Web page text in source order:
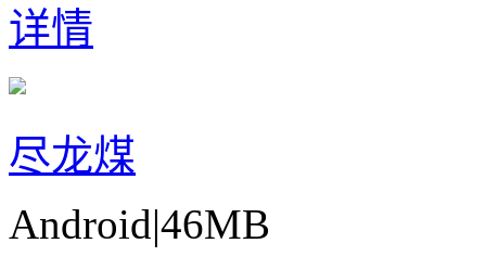
详情
尽龙煤
Android|46MB